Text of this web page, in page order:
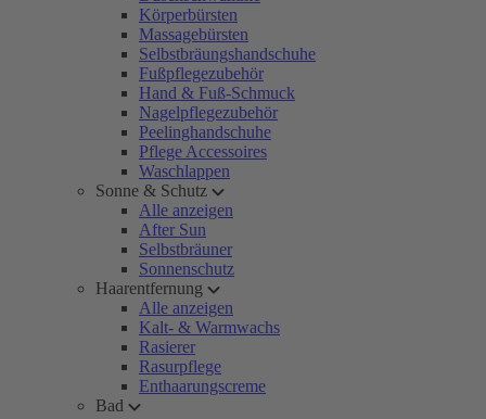
Körperbürsten
Massagebürsten
Selbstbräungshandschuhe
Fußpflegezubehör
Hand & Fuß-Schmuck
Nagelpflegezubehör
Peelinghandschuhe
Pflege Accessoires
Waschlappen
Sonne & Schutz
Alle anzeigen
After Sun
Selbstbräuner
Sonnenschutz
Haarentfernung
Alle anzeigen
Kalt- & Warmwachs
Rasierer
Rasurpflege
Enthaarungscreme
Bad